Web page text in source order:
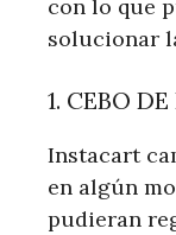
con lo que
solucionar
1. CEBO
Instacart
en algún
pudieran